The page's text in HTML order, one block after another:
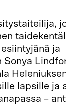
ja
lapsille ja
–